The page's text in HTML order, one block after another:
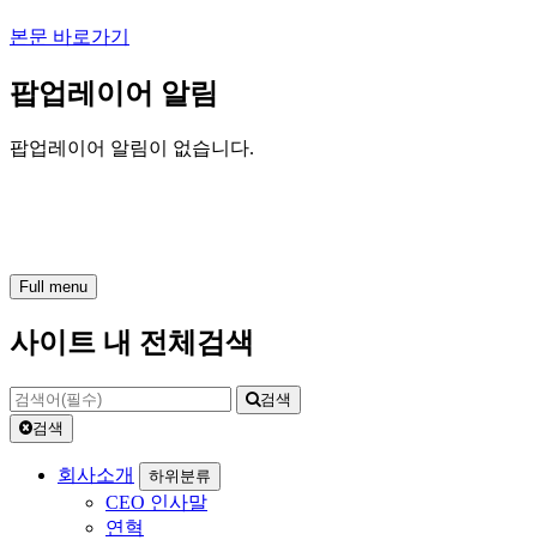
본문 바로가기
팝업레이어 알림
팝업레이어 알림이 없습니다.
Full menu
사이트 내 전체검색
검색
검색
회사소개 하위분류
CEO 인사말
연혁